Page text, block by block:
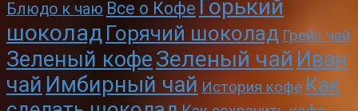
Блюдо к чаю Все о Кофе Горький
шоколад Горячий шоколад Грейс чай
Зеленый кофеЗеленый чай Иван
чай Имбирный чай История кофе Как